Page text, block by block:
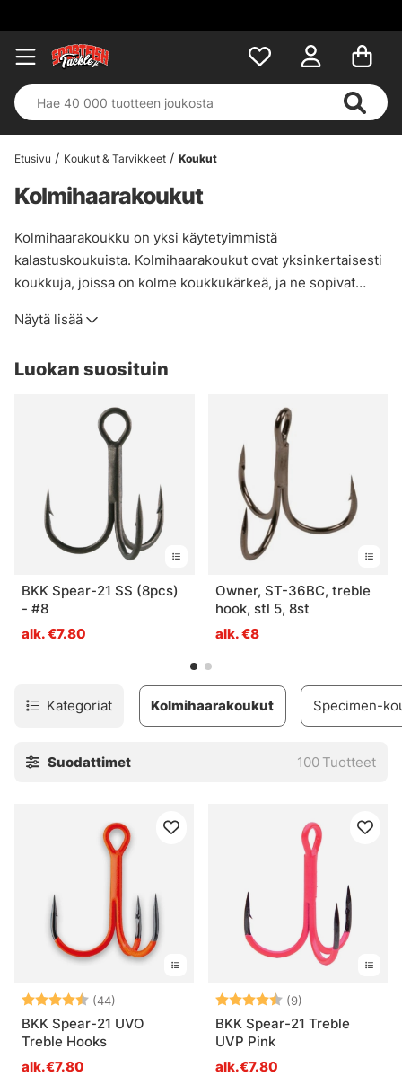
Etusivu Koukut & Tarvikkeet Koukut
Kolmihaarakoukut
Kolmihaarakoukku on yksi käytetyimmistä
kalastuskoukuista. Kolmihaarakoukut ovat yksinkertaisesti
koukkuja, joissa on kolme koukkukärkeä, ja ne sopivat
Varmista aina, että koukkusi ovat neulanteräviä, jotta
kun se päättää tarttua syöttiisi.
Näytä lisää
Luokan suosituin
BKK Spear-21 SS (8pcs)
- #8
alk. €7.80
Owner, ST-36BC, treble
hook, stl 5, 8st
alk. €8
Kategoriat Specimen-
Kolmihaarakoukut
Suodattimet 100 Tuotteet
Arvio: (44)
4.6 5:sta tähdestä
BKK Spear-21 UVO
Treble Hooks
alk.€7.80
Arvio: (9)
BKK Spear-21 Treble
UVP Pink
alk.€7.80